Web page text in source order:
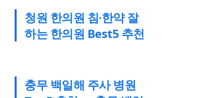
청원 한의원 침·한약 잘
하는 한의원 Best5 추천
충무 백일해 주사 병원